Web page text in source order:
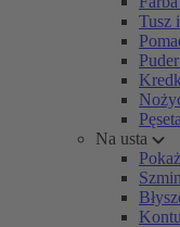
Tusz
Pęseta
Na usta